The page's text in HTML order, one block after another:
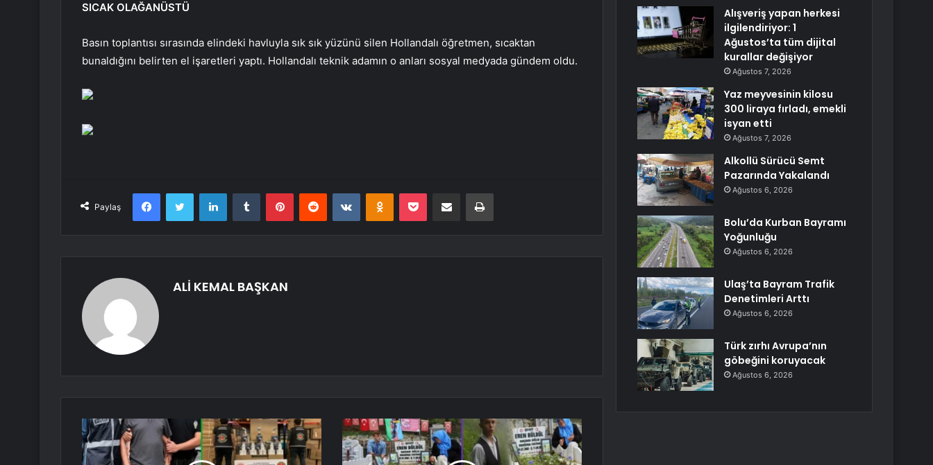
SICAK OLAĞANÜSTÜ
Basın toplantısı sırasında elindeki havluyla sık sık yüzünü silen Hollandalı öğretmen, sıcaktan
bunaldığını belirten el işaretleri yaptı. Hollandalı teknik adamın o anları sosyal medyada gündem oldu.
Paylaş
FacebookTwitter LinkedInTumblr PinterestReddit VKontakteOdnoklassniki
Pocket E-Posta ile paylaş Yazdır
ALİ KEMAL BAŞKAN
Alışveriş yapan herkesi
ilgilendiriyor: 1
Ağustos’ta tüm dijital
kurallar değişiyor
Ağustos 7, 2026
Yaz meyvesinin kilosu
300 liraya fırladı, emekli
isyan etti
Ağustos 7, 2026
Alkollü Sürücü Semt
Pazarında Yakalandı
Ağustos 6, 2026
Bolu’da Kurban Bayramı
Yoğunluğu
Ağustos 6, 2026
Ulaş’ta Bayram Trafik
Denetimleri Arttı
Ağustos 6, 2026
Türk zırhı Avrupa’nın
göbeğini koruyacak
Ağustos 6, 2026